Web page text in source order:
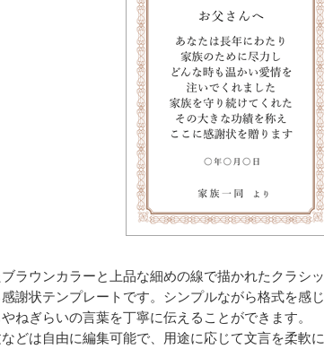
ラウンカラーと上品な細めの線で描かれたクラシ
謝状テンプレートです。シンプルながら格式を感
ねぎらいの言葉を丁寧に伝えることができます。
どは自由に編集可能で、用途に応じて文言を柔軟